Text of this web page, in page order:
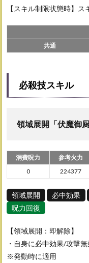
【スキル制限状態時】ス
共通
必殺技スキル
領域展開「伏魔御厨
消費呪力 参考火力
0
224377
領域展開 必中効果
呪力回復
【領域展開：即解除】
・自身に必中効果/攻撃
※発動時に適用